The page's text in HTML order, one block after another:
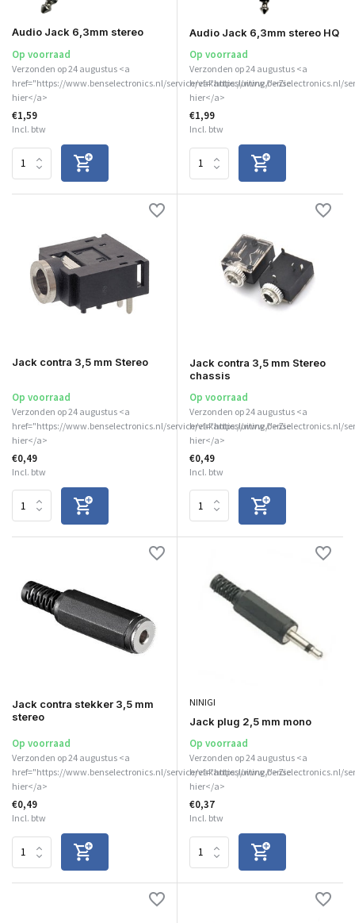
Audio Jack 6,3mm stereo
Op voorraad
Verzonden op 24 augustus <a
href="https://www.benselectronics.nl/service/vakantiesluiting/">Zie
hier</a>
€1,59
Incl. btw
Audio Jack 6,3mm stereo HQ
Op voorraad
Verzonden op 24 augustus <a
href="https://www.benselectronics.nl/
hier</a>
€1,99
Incl. btw
Jack contra 3,5 mm Stereo
Op voorraad
Verzonden op 24 augustus <a
href="https://www.benselectronics.nl/service/vakantiesluiting/">Zie
hier</a>
€0,49
Incl. btw
Jack contra 3,5 mm Stereo
chassis
Op voorraad
Verzonden op 24 augustus <a
href="https://www.benselectronics.nl/
hier</a>
€0,49
Incl. btw
Jack contra stekker 3,5 mm
stereo
Op voorraad
Verzonden op 24 augustus <a
href="https://www.benselectronics.nl/service/vakantiesluiting/">Zie
hier</a>
€0,49
Incl. btw
NINIGI
Jack plug 2,5 mm mono
Op voorraad
Verzonden op 24 augustus <a
href="https://www.benselectronics.nl/
hier</a>
€0,37
Incl. btw